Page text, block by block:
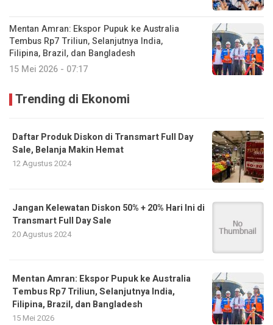
Mentan Amran: Ekspor Pupuk ke Australia
Tembus Rp7 Triliun, Selanjutnya India,
Filipina, Brazil, dan Bangladesh
15 Mei 2026 - 07:17
Trending di Ekonomi
Daftar Produk Diskon di Transmart Full Day
Sale, Belanja Makin Hemat
12 Agustus 2024
Jangan Kelewatan Diskon 50% + 20% Hari Ini di
Transmart Full Day Sale
20 Agustus 2024
Mentan Amran: Ekspor Pupuk ke Australia
Tembus Rp7 Triliun, Selanjutnya India,
Filipina, Brazil, dan Bangladesh
15 Mei 2026